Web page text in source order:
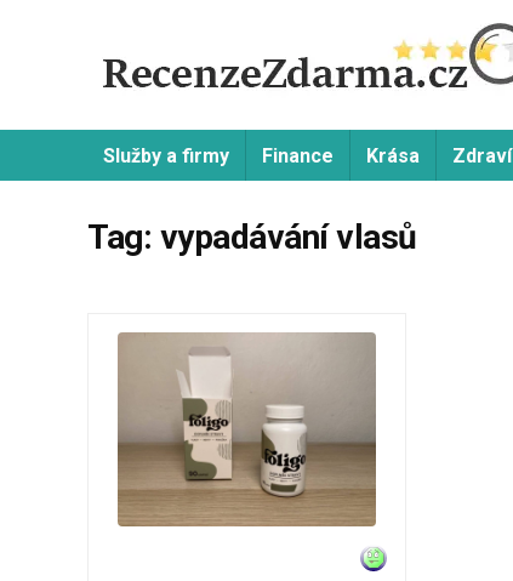
Služby a firmy Finance Krása Zdraví
Tag: vypadávání vlasů